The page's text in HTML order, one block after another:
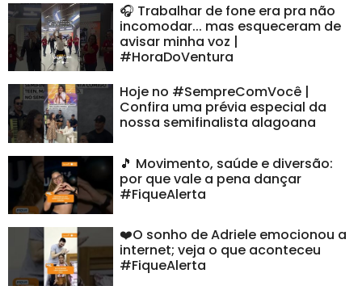
🎧 Trabalhar de fone era pra não
incomodar... mas esqueceram de
avisar minha voz |
#HoraDoVentura
Hoje no #SempreComVocê |
Confira uma prévia especial da
nossa semifinalista alagoana
🎵 Movimento, saúde e diversão:
por que vale a pena dançar
#FiqueAlerta
❤️O sonho de Adriele emocionou a
internet; veja o que aconteceu
#FiqueAlerta